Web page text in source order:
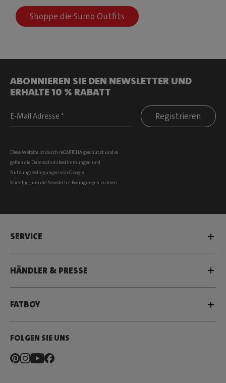
Shoppe die Sumo Outfits
ABONNIEREN SIE DEN NEWSLETTER UND
ERHALTE 10 % RABATT
Registrieren
Diese Website ist durch reCAPTCHA geschützt und es
gelten die Datenschutzbestimmungen und
Nutzungsbedingungen von Google.
Klick hier, um die Newsletter-Bedingungen zu lesen
SERVICE
HÄNDLER & PRESSE
FATBOY
FOLGEN SIE UNS